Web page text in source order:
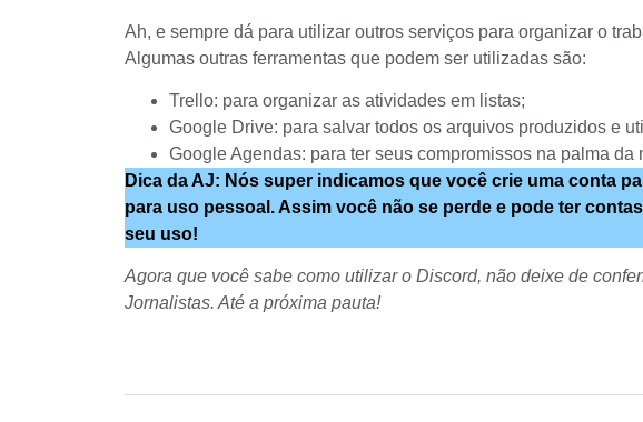
Ah, e sempre dá para utilizar outros serviços para organizar o
Algumas outras ferramentas que podem ser utilizadas são:
Trello: para organizar as atividades em listas;
Google Drive: para salvar todos os arquivos produzidos e
Google Agendas: para ter seus compromissos na palma da
Dica da AJ: Nós super indicamos que você crie uma conta
para uso pessoal. Assim você não se perde e pode ter
seu uso!
Agora que você sabe como utilizar o Discord, não deixe de
Jornalistas. Até a próxima pauta!